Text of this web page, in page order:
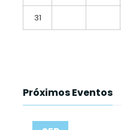
31
Próximos Eventos